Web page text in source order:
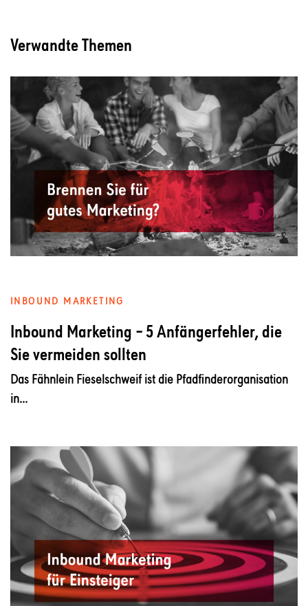
Verwandte Themen
INBOUND MARKETING
Inbound Marketing – 5 Anfängerfehler, die
Sie vermeiden sollten
Das Fähnlein Fieselschweif ist die Pfadfinderorganisation
in...